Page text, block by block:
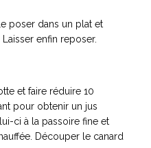
poser dans un plat et
enfin reposer.
et faire réduire 10
pour obtenir un jus
ci à la passoire fine et
Découper le canard